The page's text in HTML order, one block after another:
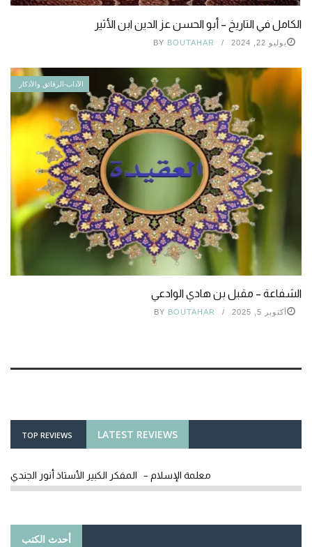
الكامل في التاريخ – أبو الحسن عز الدين ابن الأثير
يوليو 22, 2024 BY BOUTAHAR
الآداب-الرقائق والأذكار
الشفاعة – مقبل بن هادي الوادعي
أكتوبر 5, 2025 BY BOUTAHAR
LATEST REVIEWS
TOP REVIEWS
معلمة الإسلام – المفكر الكبير الأستاذ أنور الجندي
أحدث الكتب